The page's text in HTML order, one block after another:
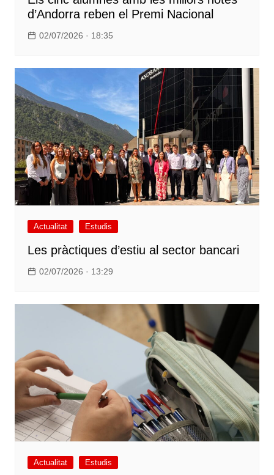
d’Andorra reben el Premi Nacional
02/07/2026 · 18:35
Actualitat Estudis
Les pràctiques d’estiu al sector bancari
02/07/2026 · 13:29
Actualitat Estudis